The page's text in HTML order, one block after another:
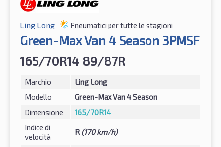
Ling Long Pneumatici per tutte le stagioni
Green-Max Van 4 Season 3PMSF
165/70R14 89/87R
Marchio
Ling Long
Modello
Green-Max Van 4 Season
Dimensione
165/70R14
Indice di
velocità
R (170 km/h)